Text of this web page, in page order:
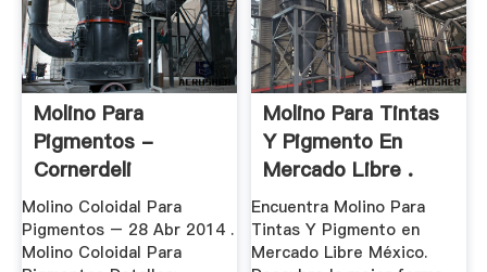
Molino Para
Pigmentos -
Cornerdeli
Molino Coloidal Para
Pigmentos – 28 Abr 2014 .
Molino Coloidal Para
Molino Para Tintas
Y Pigmento En
Mercado Libre .
Encuentra Molino Para
Tintas Y Pigmento en
Mercado Libre México.